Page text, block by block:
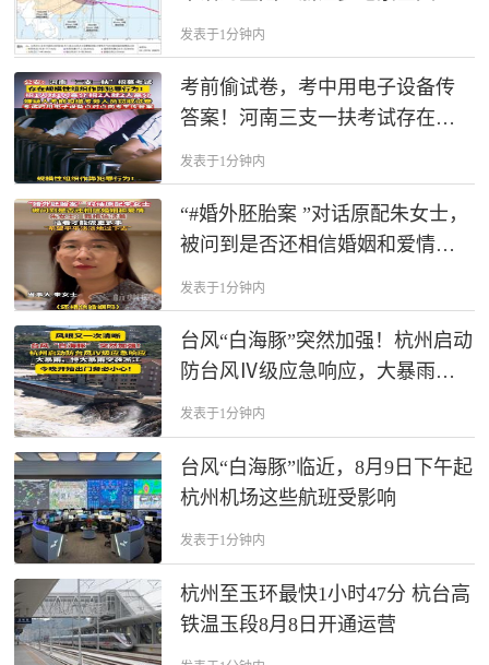
闭，部分列车临时停运
发表于1分钟内
考前偷试卷，考中用电子设备传
答案！河南三支一扶考试存在规
模性组织作弊犯罪行为！
发表于1分钟内
“#婚外胚胎案 ”对话原配朱女士，
被问到是否还相信婚姻和爱情。
朱女士回应：我相信活着，活着
才能做更多事，希望平平淡淡地
过下去。
发表于1分钟内
台风“白海豚”突然加强！杭州启动
防台风Ⅳ级应急响应，大暴雨、
特大暴雨突袭浙江。今晚开始出
门务必小心！
发表于1分钟内
台风“白海豚”临近，8月9日下午起
杭州机场这些航班受影响
发表于1分钟内
杭州至玉环最快1小时47分 杭台高
铁温玉段8月8日开通运营